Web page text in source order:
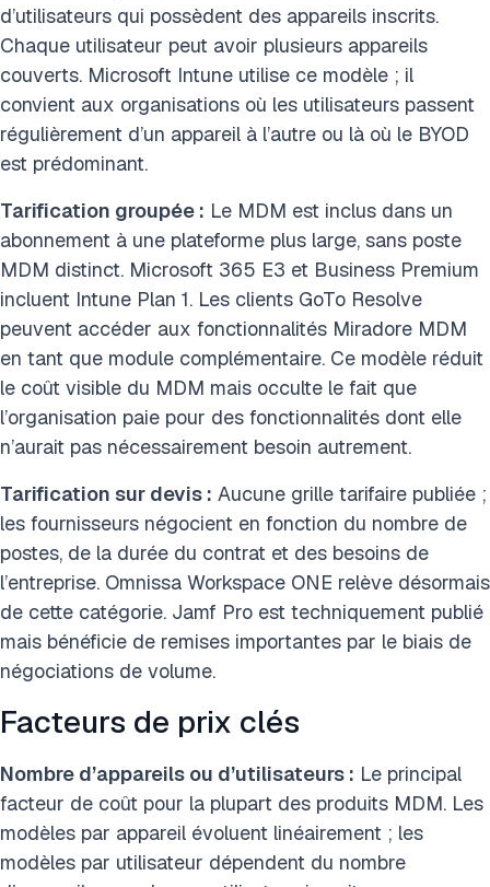
d’utilisateurs qui possèdent des appareils inscrits.
Chaque utilisateur peut avoir plusieurs appareils
couverts. Microsoft Intune utilise ce modèle ; il
convient aux organisations où les utilisateurs passent
régulièrement d’un appareil à l’autre ou là où le BYOD
est prédominant.
Tarification groupée : Le MDM est inclus dans un
abonnement à une plateforme plus large, sans poste
MDM distinct. Microsoft 365 E3 et Business Premium
incluent Intune Plan 1. Les clients GoTo Resolve
peuvent accéder aux fonctionnalités Miradore MDM
en tant que module complémentaire. Ce modèle réduit
le coût visible du MDM mais occulte le fait que
l’organisation paie pour des fonctionnalités dont elle
n’aurait pas nécessairement besoin autrement.
Tarification sur devis : Aucune grille tarifaire publiée ;
les fournisseurs négocient en fonction du nombre de
postes, de la durée du contrat et des besoins de
l’entreprise. Omnissa Workspace ONE relève désormais
de cette catégorie. Jamf Pro est techniquement publié
mais bénéficie de remises importantes par le biais de
négociations de volume.
Facteurs de prix clés
Nombre d’appareils ou d’utilisateurs : Le principal
facteur de coût pour la plupart des produits MDM. Les
modèles par appareil évoluent linéairement ; les
modèles par utilisateur dépendent du nombre